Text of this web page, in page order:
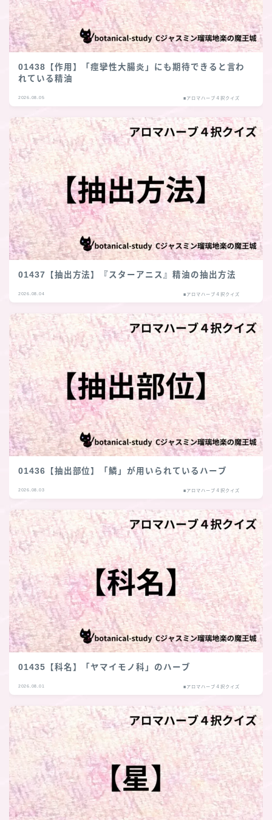
01438【作用】「痙攣性大腸炎」にも期待できると言わ
れている精油
2026.08.05 ■アロマハーブ４択クイズ
01437【抽出方法】『スターアニス』精油の抽出方法
2026.08.04 ■アロマハーブ４択クイズ
01436【抽出部位】「鱗」が用いられているハーブ
2026.08.03 ■アロマハーブ４択クイズ
01435【科名】「ヤマイモノ科」のハーブ
2026.08.01 ■アロマハーブ４択クイズ